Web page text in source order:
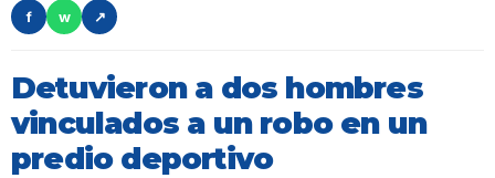
f
w ↗
Detuvieron a dos hombres
vinculados a un robo en un
predio deportivo